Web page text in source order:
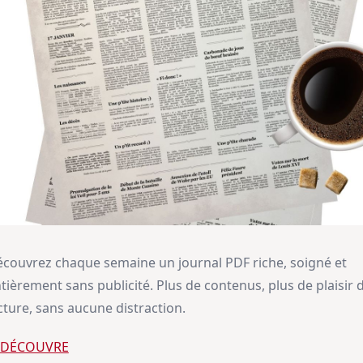
chaque semaine un journal PDF riche, soigné et
sans publicité. Plus de contenus, plus de plaisir
sans aucune distraction.
DÉCOUVRE